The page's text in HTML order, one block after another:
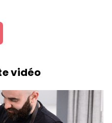
vidéo